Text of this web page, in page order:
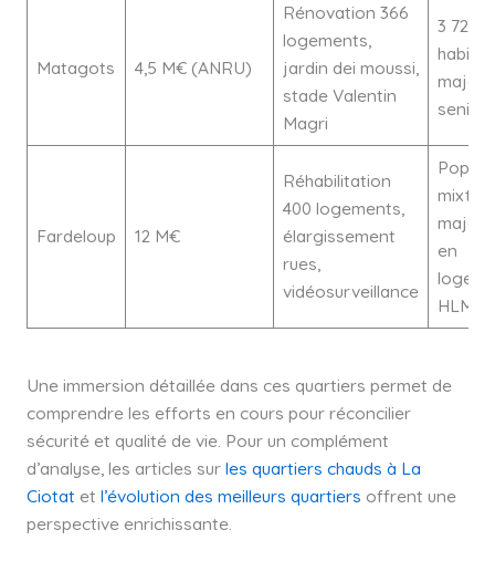
Matagots 4,5 M€ (ANRU)
Rénovation 366
logements,
jardin dei moussi,
stade Valentin
Magri
3 721
seniors
Fardeloup 12 M€
Réhabilitation
400 logements,
élargissement
rues,
vidéosurveillance
mixte,
en
HLM
Une immersion détaillée dans ces quartiers permet de
comprendre les efforts en cours pour réconcilier
sécurité et qualité de vie. Pour un complément
d’analyse, les articles sur les quartiers chauds à La
Ciotat et l’évolution des meilleurs quartiers offrent une
perspective enrichissante.